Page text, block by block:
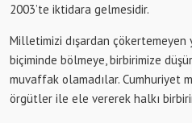
2003’te iktidara gelmesidir.
Milletimizi dışardan
biçiminde bölmeye, birbirimize
muvaffak olamadılar. Cumhuriyet
örgütler ile ele vererek halkı